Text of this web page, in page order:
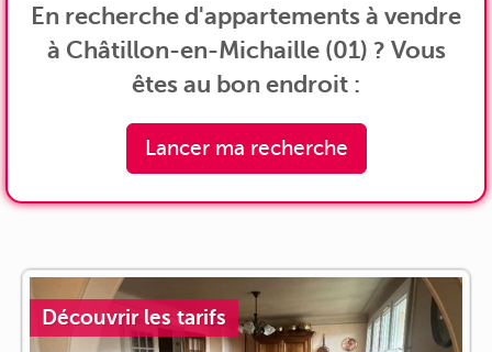
En recherche d'appartements à vendre
à Châtillon-en-Michaille (01) ? Vous
êtes au bon endroit :
Lancer ma recherche
Découvrir les tarifs